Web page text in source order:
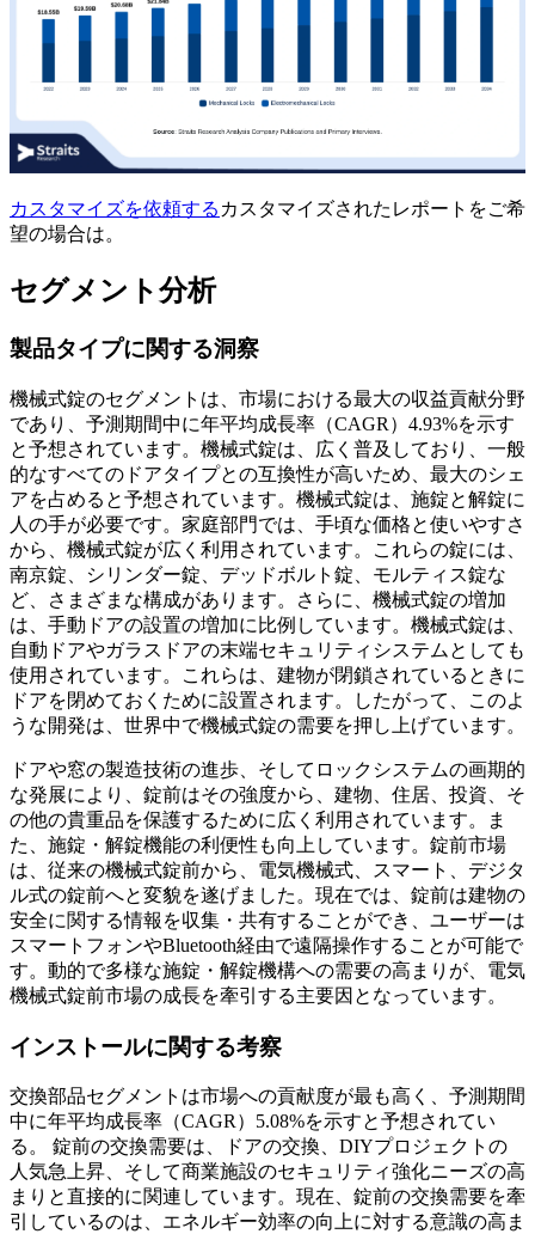
カスタマイズを依頼する カスタマイズされたレポートをご希
望の場合は。
セグメント分析
製品タイプに関する洞察
機械式錠のセグメントは、市場における最大の収益貢献分野
であり、予測期間中に年平均成長率（CAGR）4.93%を示す
と予想されています。機械式錠は、広く普及しており、一般
的なすべてのドアタイプとの互換性が高いため、最大のシェ
アを占めると予想されています。機械式錠は、施錠と解錠に
人の手が必要です。家庭部門では、手頃な価格と使いやすさ
から、機械式錠が広く利用されています。これらの錠には、
南京錠、シリンダー錠、デッドボルト錠、モルティス錠な
ど、さまざまな構成があります。さらに、機械式錠の増加
は、手動ドアの設置の増加に比例しています。機械式錠は、
自動ドアやガラスドアの末端セキュリティシステムとしても
使用されています。これらは、建物が閉鎖されているときに
ドアを閉めておくために設置されます。したがって、このよ
うな開発は、世界中で機械式錠の需要を押し上げています。
ドアや窓の製造技術の進歩、そしてロックシステムの画期的
な発展により、錠前はその強度から、建物、住居、投資、そ
の他の貴重品を保護するために広く利用されています。ま
た、施錠・解錠機能の利便性も向上しています。錠前市場
は、従来の機械式錠前から、電気機械式、スマート、デジタ
ル式の錠前へと変貌を遂げました。現在では、錠前は建物の
安全に関する情報を収集・共有することができ、ユーザーは
スマートフォンやBluetooth経由で遠隔操作することが可能で
す。動的で多様な施錠・解錠機構への需要の高まりが、電気
機械式錠前市場の成長を牽引する主要因となっています。
インストールに関する考察
交換部品セグメントは市場への貢献度が最も高く、予測期間
中に年平均成長率（CAGR）5.08%を示すと予想されてい
る。
錠前の交換需要は、ドアの交換、DIYプロジェクトの
人気急上昇、そして商業施設のセキュリティ強化ニーズの高
まりと直接的に関連しています。現在、錠前の交換需要を牽
引しているのは、エネルギー効率の向上に対する意識の高ま